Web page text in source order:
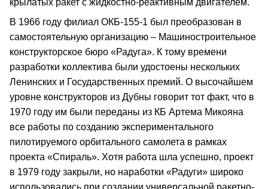
крылатых ракет с жидкостно-реактивным двигателем.
В 1966 году филиал ОКБ-155-1 был преобразован в
самостоятельную организацию – Машиностроительное
конструкторское бюро «Радуга». К тому времени
разработки коллектива были удостоены нескольких
Ленинских и Государственных премий. О высочайшем
уровне конструкторов из Дубны говорит тот факт, что в
1970 году им были переданы из КБ Артема Микояна
все работы по созданию экспериментального
пилотируемого орбитального самолета в рамках
проекта «Спираль». Хотя работа шла успешно, проект
в 1979 году закрыли, но наработки «Радуги» широко